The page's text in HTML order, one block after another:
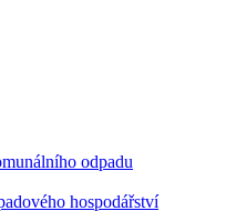
odpadu
hospodářství